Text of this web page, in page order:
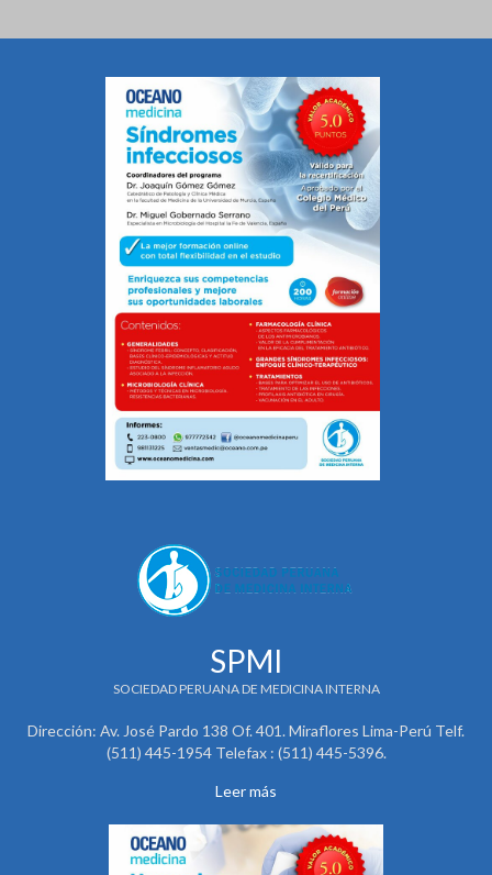
SPMI
SOCIEDAD PERUANA DE MEDICINA INTERNA
Dirección: Av. José Pardo 138 Of. 401. Miraflores Lima-Perú Telf.
(511) 445-1954 Telefax : (511) 445-5396.
Leer más